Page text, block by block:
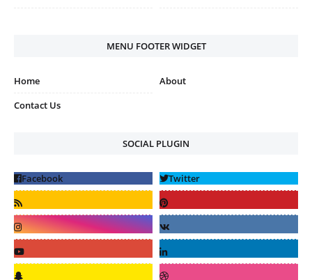
MENU FOOTER WIDGET
Home
About
Contact Us
SOCIAL PLUGIN